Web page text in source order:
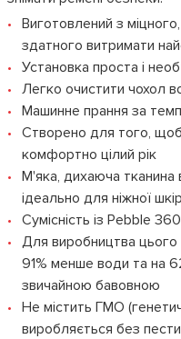
Виготовлений з
здатного витримати
Установка проста і
Легко очистити чохол
Машинне прання за
Створено для того,
комфортно цілий рік
М'яка, дихаюча тканина
ідеально для ніжної
Сумісність із Pebble
Для виробництва цього
91% менше води та на
звичайною бавовною
Не містить ГМО
виробляється без